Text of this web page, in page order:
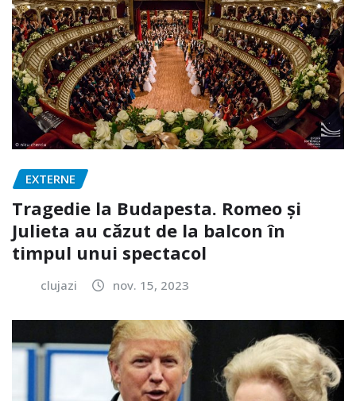
EXTERNE
Tragedie la Budapesta. Romeo și
Julieta au căzut de la balcon în
timpul unui spectacol
clujazi nov. 15, 2023